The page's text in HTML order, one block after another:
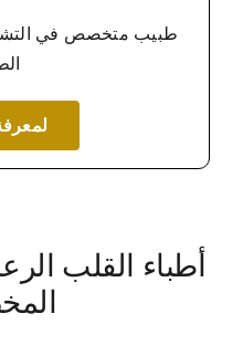
طبيب متخصص في
أطباء القلب